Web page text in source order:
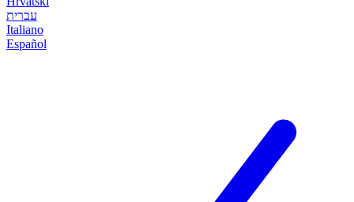
עברית
Italiano
Español